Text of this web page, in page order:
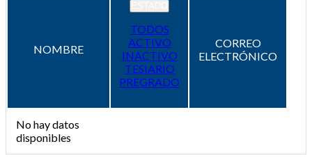
NOMBRE
TODOS
ACTIVO
INACTIVO
TESIARIO
PREGRADO
CORREO
ELECTRÓNICO
No hay datos
disponibles